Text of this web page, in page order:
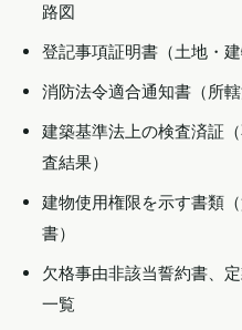
路図
登記事項証明書（土地・
消防法令適合通知書（所轄
建築基準法上の検査済証
査結果）
建物使用権限を示す書類
書）
欠格事由非該当誓約書、
一覧